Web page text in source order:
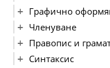
Графично
Членуване
Правопис и
Синтаксис